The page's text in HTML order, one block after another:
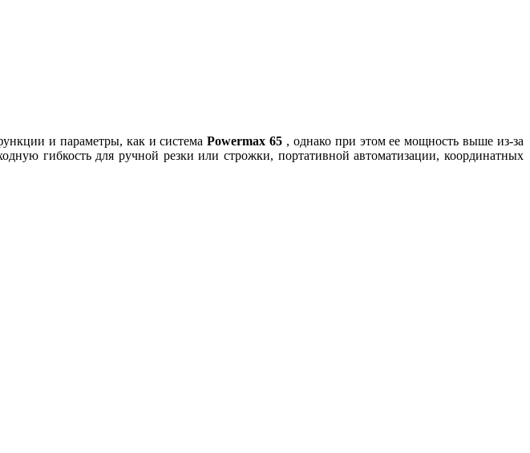
и параметры, как и системаPowermax 65 , однако при этом ее мощность выше из-за
гибкость для ручной резки или строжки, портативной автоматизации, координатных